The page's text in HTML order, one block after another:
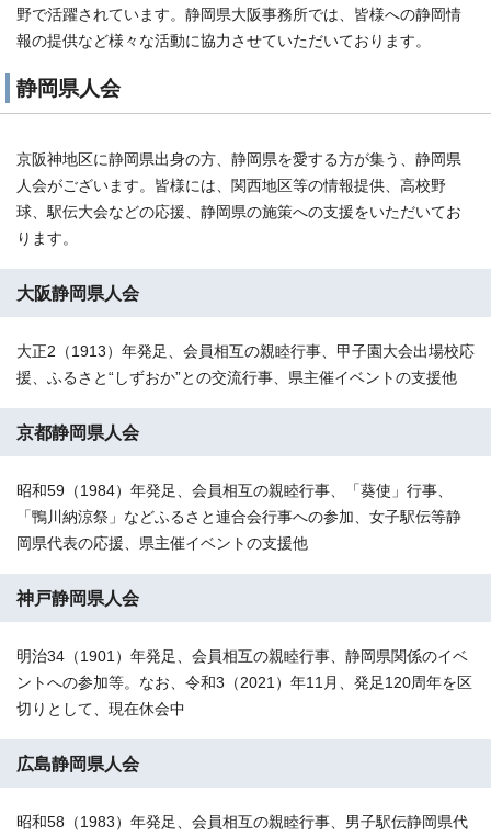
野で活躍されています。静岡県大阪事務所では、皆様への静岡情
報の提供など様々な活動に協力させていただいております。
静岡県人会
京阪神地区に静岡県出身の方、静岡県を愛する方が集う、静岡県
人会がございます。皆様には、関西地区等の情報提供、高校野
球、駅伝大会などの応援、静岡県の施策への支援をいただいてお
ります。
大阪静岡県人会
大正2（1913）年発足、会員相互の親睦行事、甲子園大会出場校応
援、ふるさと“しずおか”との交流行事、県主催イベントの支援他
京都静岡県人会
昭和59（1984）年発足、会員相互の親睦行事、「葵使」行事、
「鴨川納涼祭」などふるさと連合会行事への参加、女子駅伝等静
岡県代表の応援、県主催イベントの支援他
神戸静岡県人会
明治34（1901）年発足、会員相互の親睦行事、静岡県関係のイベ
ントへの参加等。なお、令和3（2021）年11月、発足120周年を区
切りとして、現在休会中
広島静岡県人会
昭和58（1983）年発足、会員相互の親睦行事、男子駅伝静岡県代